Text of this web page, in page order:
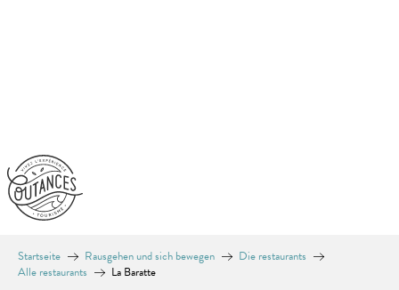
Startseite Rausgehen und sich bewegen
Die restaurants
Alle restaurants
La Baratte